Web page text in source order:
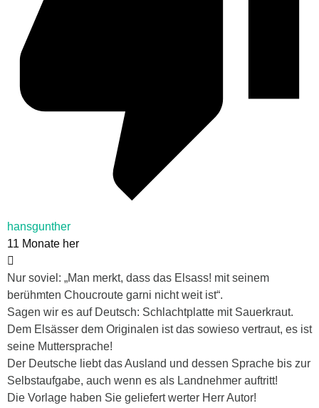
hansgunther
11 Monate her
Nur soviel: „Man merkt, dass das Elsass! mit seinem
berühmten Choucroute garni nicht weit ist“.
Sagen wir es auf Deutsch: Schlachtplatte mit Sauerkraut.
Dem Elsässer dem Originalen ist das sowieso vertraut, es ist
seine Muttersprache!
Der Deutsche liebt das Ausland und dessen Sprache bis zur
Selbstaufgabe, auch wenn es als Landnehmer auftritt!
Die Vorlage haben Sie geliefert werter Herr Autor!